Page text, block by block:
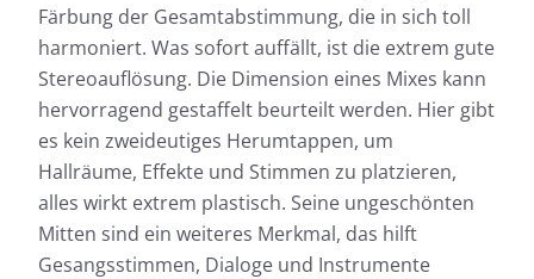
Färbung der Gesamtabstimmung, die in sich toll
harmoniert. Was sofort auffällt, ist die extrem gute
Stereoauflösung. Die Dimension eines Mixes kann
hervorragend gestaffelt beurteilt werden. Hier gibt
es kein zweideutiges Herumtappen, um
Hallräume, Effekte und Stimmen zu platzieren,
alles wirkt extrem plastisch. Seine ungeschönten
Mitten sind ein weiteres Merkmal, das hilft
Gesangsstimmen, Dialoge und Instrumente